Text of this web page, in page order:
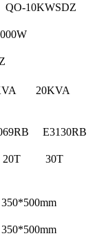
10KWSDZ
20KVA
E3130RB
20T 30T